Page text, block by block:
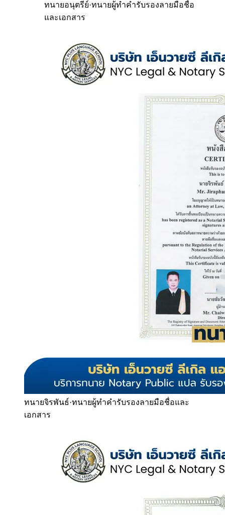
ทนายอนุตรีย์·ทนายผู้ทำคำรับรองลายมือชื่อ
และเอกสาร
ทนายจิรพันธ์·ทนายผู้ทำคำรับรองลายมือชื่อและ
เอกสาร